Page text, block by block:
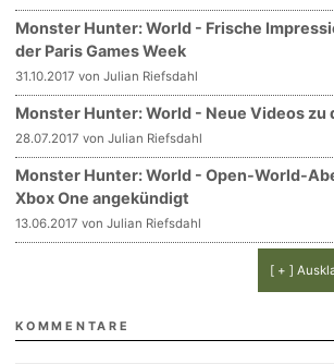
Monster Hunter: World - Frische
der Paris Games Week
31.10.2017 von Julian Riefsdahl
Monster Hunter: World - Neue Videos zu
28.07.2017 von Julian Riefsdahl
Monster Hunter: World - Open-World-
Xbox One angekündigt
13.06.2017 von Julian Riefsdahl
[ + ]
KOMMENTARE